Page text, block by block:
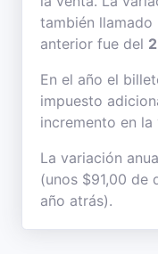
también
anterior fue del
En el año el
impuesto
incremento en la
La variación
(unos $91,00 de
año atrás).